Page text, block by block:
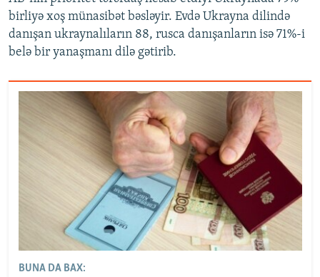
birliyə xoş münasibət bəsləyir. Evdə Ukrayna dilində
danışan ukraynalıların 88, rusca danışanların isə 71%-i
belə bir yanaşmanı dilə gətirib.
BUNA DA BAX: